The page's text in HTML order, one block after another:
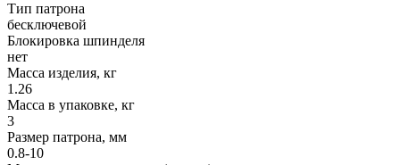
Тип патрона
бесключевой
Блокировка шпинделя
нет
Масса изделия, кг
1.26
Масса в упаковке, кг
3
Размер патрона, мм
0.8-10